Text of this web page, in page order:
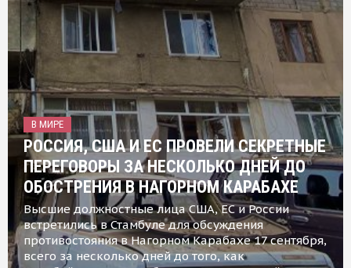
В МИРЕ
РОССИЯ, США И ЕС ПРОВЕЛИ СЕКРЕТНЫЕ
ПЕРЕГОВОРЫ ЗА НЕСКОЛЬКО ДНЕЙ ДО
ОБОСТРЕНИЯ В НАГОРНОМ КАРАБАХЕ
Высшие должностные лица США, ЕС и России
встретились в Стамбуле для обсуждения
противостояния в Нагорном Карабахе 17 сентября,
всего за несколько дней до того, как